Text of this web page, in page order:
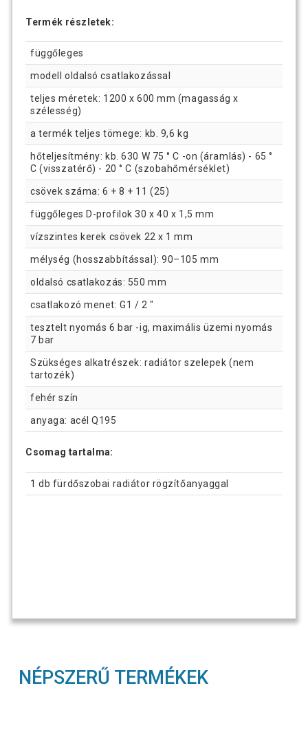
Termék részletek:
függőleges
modell oldalsó csatlakozással
teljes méretek: 1200 x 600 mm (magasság x
szélesség)
a termék teljes tömege: kb. 9,6 kg
hőteljesítmény: kb. 630 W 75 ° C -on (áramlás) - 65 °
C (visszatérő) - 20 ° C (szobahőmérséklet)
csövek száma: 6 + 8 + 11 (25)
függőleges D-profilok 30 x 40 x 1,5 mm
vízszintes kerek csövek 22 x 1 mm
mélység (hosszabbítással): 90–105 mm
oldalsó csatlakozás: 550 mm
csatlakozó menet: G1 / 2 "
tesztelt nyomás 6 bar -ig, maximális üzemi nyomás
7 bar
Szükséges alkatrészek: radiátor szelepek (nem
tartozék)
fehér szín
anyaga: acél Q195
Csomag tartalma:
1 db fürdőszobai radiátor rögzítőanyaggal
NÉPSZERŰ TERMÉKEK